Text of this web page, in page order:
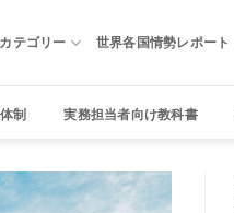
テゴリー 世界各国情勢レポート
制 実務担当者向け教科書